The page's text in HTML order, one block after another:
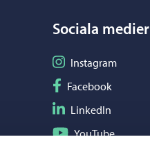
Sociala medier
Följ på Instagram
Instagram
Följ på Facebook
Facebook
Följ på LinkedIn
LinkedIn
Följ på YouTube
YouTube